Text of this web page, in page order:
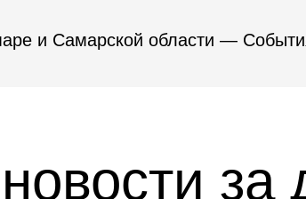
и Самарской области —